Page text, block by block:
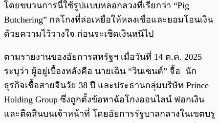
โดยขบวนการนี้ใช้รูปแบบหลอกลวงที่เรียกว่า “Pig
Butchering” กลโกงที่ล่อเหยื่อให้หลงเชื่อและยอมโอนเงิน
ด้วยความไว้วางใจ ก่อนจะเชิดเงินหนีไป
ตามรายงานของอัยการสหรัฐฯ เมื่อวันที่ 14 ต.ค. 2025
ระบุว่า ผู้อยู่เบื้องหลังคือ นายเฉิน “วินเซนต์” จื้อ นัก
ธุรกิจเชื้อสายจีนวัย 38 ปี และประธานกลุ่มบริษัท Prince
Holding Group ซึ่งถูกตั้งข้อหาฉ้อโกงออนไลน์ ฟอกเงิน
และติดสินบนเจ้าหน้าที่ โดยอัยการรัฐบาลกลางในเขตบรู